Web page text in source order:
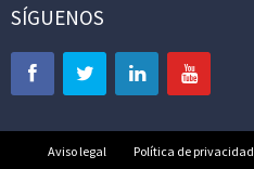
SÍGUENOS
Aviso legal Política de privacidad